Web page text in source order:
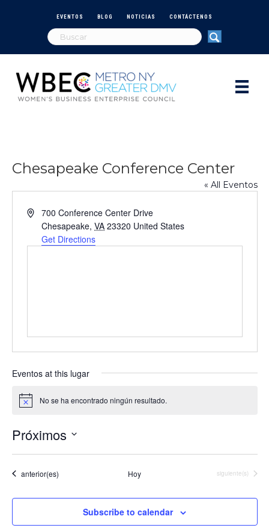
EVENTOS BLOG NOTICIAS CONTÁCTENOS
Chesapeake Conference Center
« All Eventos
A
700 Conference Center Drive
Chesapeake, VA 23320 United States
Get Directions
Eventos at this lugar
N
i
c
e
No se ha encontrado ningún resultado.
Próximos
l
c
i
Eventos
anterior(es) Hoy Eventos
siguiente(s)
Subscribe to calendar